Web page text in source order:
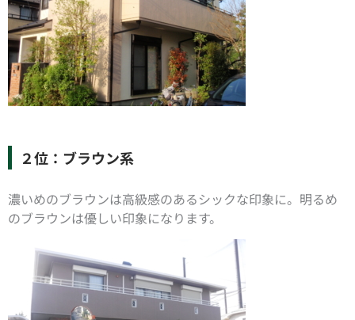
２位：ブラウン系
濃いめのブラウンは高級感のあるシックな印象に。明るめ
のブラウンは優しい印象になります。